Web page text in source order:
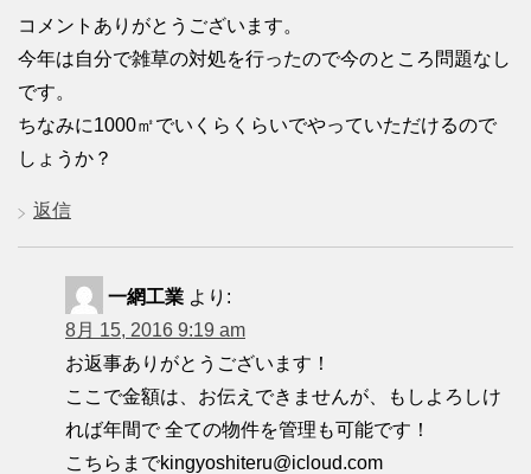
コメントありがとうございます。
今年は自分で雑草の対処を行ったので今のところ問題なし
です。
ちなみに1000㎡でいくらくらいでやっていただけるので
しょうか？
返信
一網工業 より:
8月 15, 2016 9:19 am
お返事ありがとうございます！
ここで金額は、お伝えできませんが、もしよろしけ
れば年間で 全ての物件を管理も可能です！
こちらまでkingyoshiteru@icloud.com